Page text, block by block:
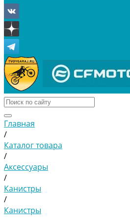
Главная
/
Каталог товара
/
Аксессуары
/
Канистры
/
Канистры